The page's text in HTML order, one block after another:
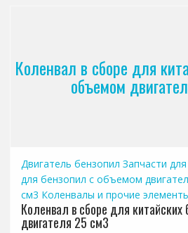
Коленвал в сборе для
объемом
Двигатель бензопил Запчасти
для бензопил с объемом
см3 Коленвалы и прочие
Коленвал в сборе для
двигателя 25 см3